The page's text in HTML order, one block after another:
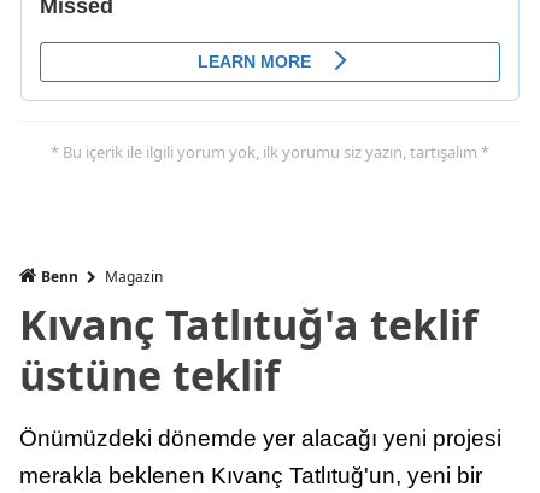
* Bu içerik ile ilgili yorum yok, ilk yorumu siz yazın, tartışalım *
Benn Magazin
Kıvanç Tatlıtuğ'a teklif
üstüne teklif
Önümüzdeki dönemde yer alacağı yeni projesi
merakla beklenen Kıvanç Tatlıtuğ'un, yeni bir